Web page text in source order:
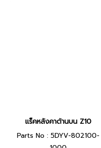
แร็คหลังคาด้านบน Z10
Parts No : 5DYV-802100-